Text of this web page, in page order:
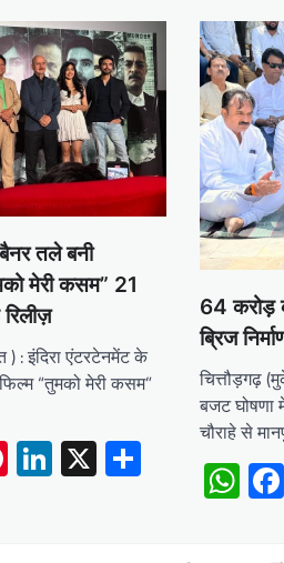
तले बनी
मेरी कसम” 21
रिलीज़
) : इंदिरा एंटरटेनमेंट के
“तुमको मेरी कसम”
Pinterest
LinkedIn
X Share
64 करोड़
ब्रिज
चित्तौड़गढ़
बजट घोषणा
चौराहे से